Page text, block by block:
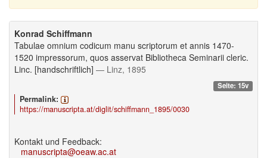
Konrad Schiffmann
Tabulae omnium codicum manu scriptorum et annis 1470-
1520 impressorum, quos asservat Bibliotheca Seminarii cleric.
Linc. [handschriftlich] — Linz, 1895
Seite: 15v
Permalink:
https://manuscripta.at/diglit/schiffmann_1895/0030
Kontakt und Feedback:
manuscripta@oeaw.ac.at